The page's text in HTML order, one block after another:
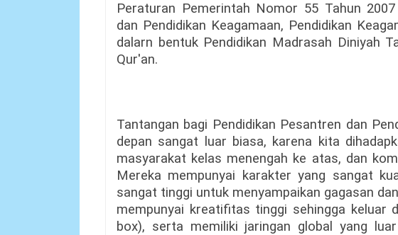
Peraturan Pemerintah Nomor 55 Tahun
dan Pendidikan Keagamaan, Pendidikan
dalarn bentuk Pendidikan Madrasah Diniyah
Qur'an.
Tantangan bagi Pendidikan Pesantren dan
depan sangat luar biasa, karena kita
masyarakat kelas menengah ke atas, dan
Mereka mempunyai karakter yang sangat
sangat tinggi untuk menyampaikan gagasan
mempunyai kreatifitas tinggi sehingga
box), serta memiliki jaringan global yang